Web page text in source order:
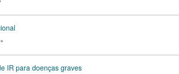
IR para doenças graves